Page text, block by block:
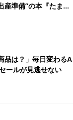
産準備”の本『たまご
スペシャル大特集〉
品は？」毎日変わるA
ールが見逃せない